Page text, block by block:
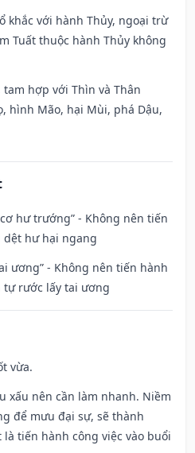
khắc với hành Thủy, ngoại trừ
Tuất thuộc hành Thủy không
hợp với Thìn và Thân
hình Mão, hại Mùi, phá Dậu,
hư trướng” - Không nên tiến
hư hại ngang
ương” - Không nên tiến hành
tự rước lấy tai ương
vừa.
xấu nên cần làm nhanh. Niềm
để mưu đại sự, sẽ thành
tiến hành công việc vào buổi